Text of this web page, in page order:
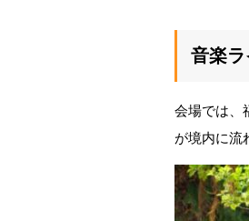
音楽ラ
会場では、
が境内に流